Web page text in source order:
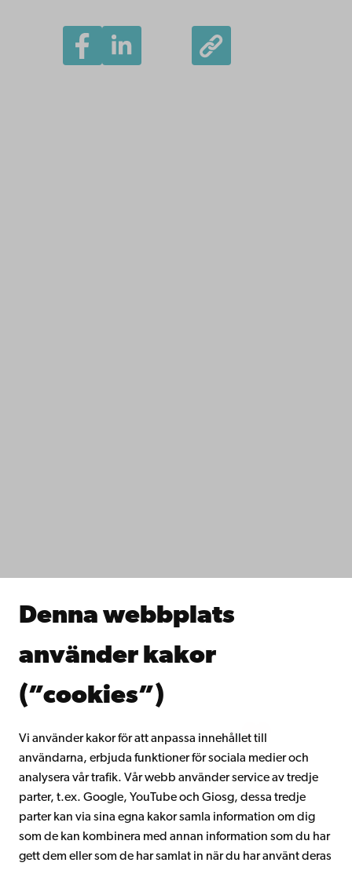
Denna webbplats
använder kakor
(”cookies”)
Vi använder kakor för att anpassa innehållet till
användarna, erbjuda funktioner för sociala medier och
analysera vår trafik. Vår webb använder service av tredje
parter, t.ex. Google, YouTube och Giosg, dessa tredje
parter kan via sina egna kakor samla information om dig
som de kan kombinera med annan information som du har
gett dem eller som de har samlat in när du har använt deras
Samarbeta med oss
Kontinuerligt lärande
Gå med i Åbo Akademis alumnnätverk
Intranätet
Facebook InstagramYouTube LinkedIn Blog Snapchat